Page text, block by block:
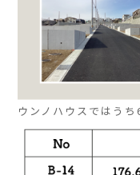
ウンノハウスではうち